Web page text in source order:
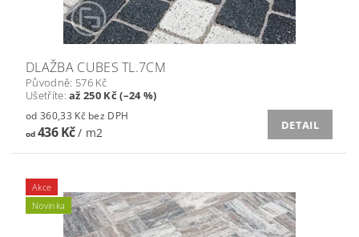
DLAŽBA CUBES TL.7CM
Původně: 576 Kč
Ušetříte:až 250 Kč (–24 %)
od 360,33 Kč bez DPH
od436 Kč/ m2
DETAIL
Akce
Novinka